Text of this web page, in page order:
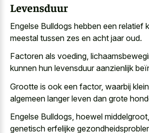
Levensduur
Engelse Bulldogs hebben een relatief
meestal tussen zes en acht jaar oud.
Factoren als voeding,
kunnen hun levensduur aanzienlijk
Grootte is ook een factor, waarbij
algemeen langer leven dan grote
Engelse Bulldogs, hoewel
genetisch erfelijke